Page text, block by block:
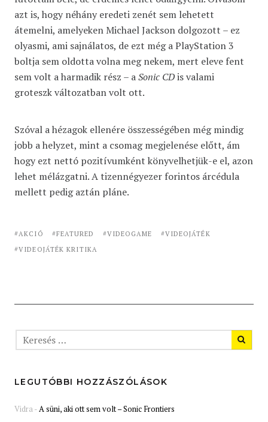
azt is, hogy néhány eredeti zenét sem lehetett
átemelni, amelyeken Michael Jackson dolgozott – ez
olyasmi, ami sajnálatos, de ezt még a PlayStation 3
boltja sem oldotta volna meg nekem, mert eleve fent
sem volt a harmadik rész – aSonic CDis valami
groteszk változatban volt ott.
Szóval a hézagok ellenére összességében még mindig
jobb a helyzet, mint a csomag megjelenése előtt, ám
hogy ezt nettó pozitívumként könyvelhetjük-e el, azon
lehet mélázgatni. A tizennégyezer forintos árcédula
mellett pedig aztán pláne.
AKCIÓ FEATURED VIDEOGAME
VIDEOJÁTÉK
VIDEOJÁTÉK KRITIKA
LEGUTÓBBI HOZZÁSZÓLÁSOK
Vidra-A süni, aki ott sem volt – Sonic Frontiers